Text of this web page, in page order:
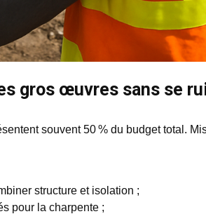
gros œuvres sans se
souvent 50 % du budget total.
structure et isolation ;
pour la charpente ;